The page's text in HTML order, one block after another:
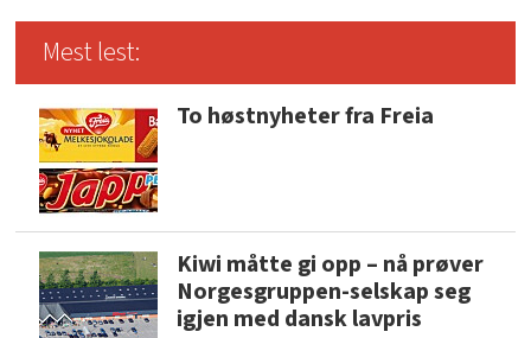
Mest lest:
To høstnyheter fra Freia
Kiwi måtte gi opp – nå prøver
Norgesgruppen-selskap seg
igjen med dansk lavpris